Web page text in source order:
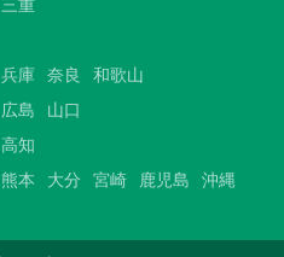
三重
兵庫 奈良
和歌山
広島
山口
高知
熊本 大分 宮崎 鹿児島 沖縄